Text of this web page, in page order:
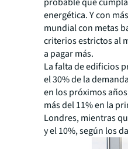
energética. Y con
mundial con metas
criterios estrictos al
a pagar más.
La falta de edificios
el 30% de la
en los próximos
más del 11% en la
Londres, mientras
y el 10%, según los